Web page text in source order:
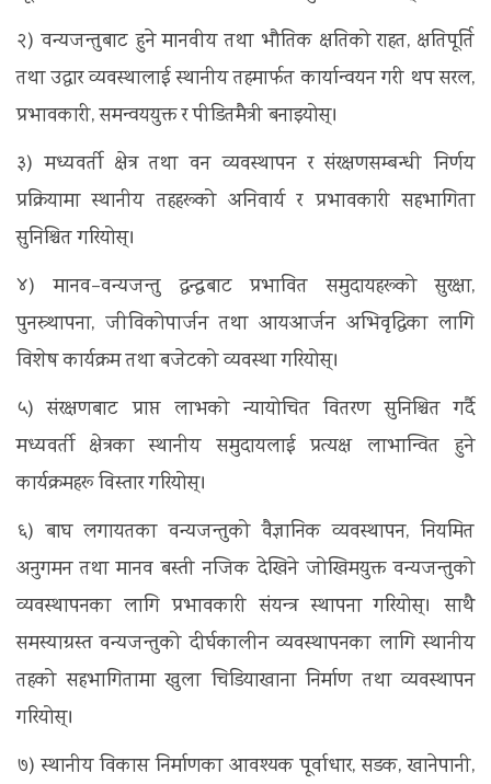
२) वन्यजन्तुबाट हुने मानवीय तथा भौतिक क्षतिको राहत, क्षतिपूर्ति
तथा उद्धार व्यवस्थालाई स्थानीय तहमार्फत कार्यान्वयन गरी थप सरल,
प्रभावकारी, समन्वययुक्त र पीडितमैत्री बनाइयोस्।
३) मध्यवर्ती क्षेत्र तथा वन व्यवस्थापन र संरक्षणसम्बन्धी निर्णय
प्रक्रियामा स्थानीय तहहरूको अनिवार्य र प्रभावकारी सहभागिता
सुनिश्चित गरियोस्।
४) मानव–वन्यजन्तु द्वन्द्वबाट प्रभावित समुदायहरूको सुरक्षा,
पुनस्र्थापना, जीविकोपार्जन तथा आयआर्जन अभिवृद्धिका लागि
विशेष कार्यक्रम तथा बजेटको व्यवस्था गरियोस्।
५) संरक्षणबाट प्राप्त लाभको न्यायोचित वितरण सुनिश्चित गर्दै
मध्यवर्ती क्षेत्रका स्थानीय समुदायलाई प्रत्यक्ष लाभान्वित हुने
कार्यक्रमहरू विस्तार गरियोस्।
६) बाघ लगायतका वन्यजन्तुको वैज्ञानिक व्यवस्थापन, नियमित
अनुगमन तथा मानव बस्ती नजिक देखिने जोखिमयुक्त वन्यजन्तुको
व्यवस्थापनका लागि प्रभावकारी संयन्त्र स्थापना गरियोस्। साथै
समस्याग्रस्त वन्यजन्तुको दीर्घकालीन व्यवस्थापनका लागि स्थानीय
तहको सहभागितामा खुला चिडियाखाना निर्माण तथा व्यवस्थापन
गरियोस्।
७) स्थानीय विकास निर्माणका आवश्यक पूर्वाधार, सडक, खानेपानी,